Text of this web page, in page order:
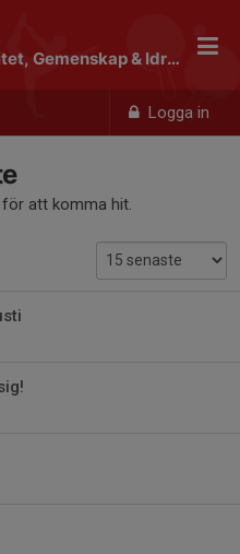
Logga in
MAGI - Motion, Aktivitet, Gemenskap & Idrott
för att komma hit.